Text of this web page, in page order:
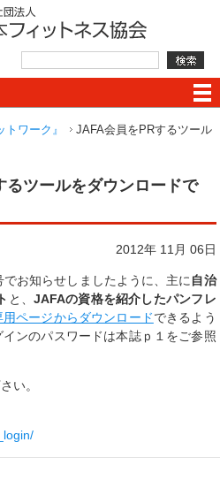
ワーク』
JAFA会員をPRするツール
るツールをダウンロードで
2012年 11月 06日
でお知らせしましたように、主に 自治
と、 JAFAの資格を紹介したパンフレ
用ページからダウンロードできるよう
ンのパスワードは本誌ｐ１をご参照
い。